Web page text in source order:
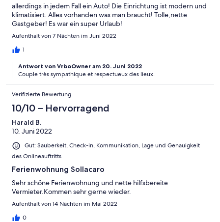
allerdings in jedem Fall ein Auto! Die Einrichtung ist modern und
klimatisiert. Alles vorhanden was man braucht! Tolle,nette
Gastgeber! Es war ein super Urlaub!
Aufenthalt von 7 Nächten im Juni 2022
1
Antwort von VrboOwner am 20. Juni 2022
Couple très sympathique et respectueux des lieux.
Verifizierte Bewertung
10/10 – Hervorragend
Harald B.
10. Juni 2022
Gut: Sauberkeit, Check-in, Kommunikation, Lage und Genauigkeit
des Onlineauftritts
Ferienwohnung Sollacaro
Sehr schöne Ferienwohnung und nette hilfsbereite
Vermieter.Kommen sehr gerne wieder.
Aufenthalt von 14 Nächten im Mai 2022
0